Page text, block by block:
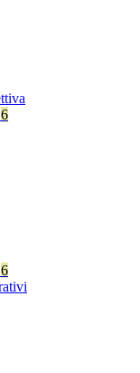
6
6